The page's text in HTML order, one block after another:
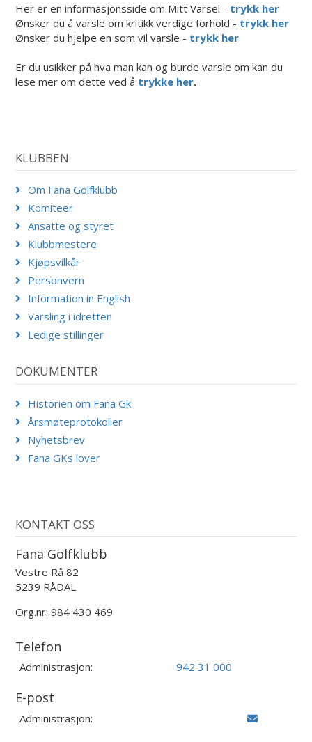
Her er en informasjonsside om Mitt Varsel - trykk her
Ønsker du å varsle om kritikk verdige forhold - trykk her
Ønsker du hjelpe en som vil varsle - trykk her
Er du usikker på hva man kan og burde varsle om kan du
lese mer om dette ved å trykke her.
KLUBBEN
Om Fana Golfklubb
Komiteer
Ansatte og styret
Klubbmestere
Kjøpsvilkår
Personvern
Information in English
Varsling i idretten
Ledige stillinger
DOKUMENTER
Historien om Fana Gk
Årsmøteprotokoller
Nyhetsbrev
Fana GKs lover
KONTAKT OSS
Fana Golfklubb
Vestre Rå 82
5239 RÅDAL
Org.nr: 984 430 469
Telefon
Administrasjon: 942 31 000
E-post
Administrasjon: